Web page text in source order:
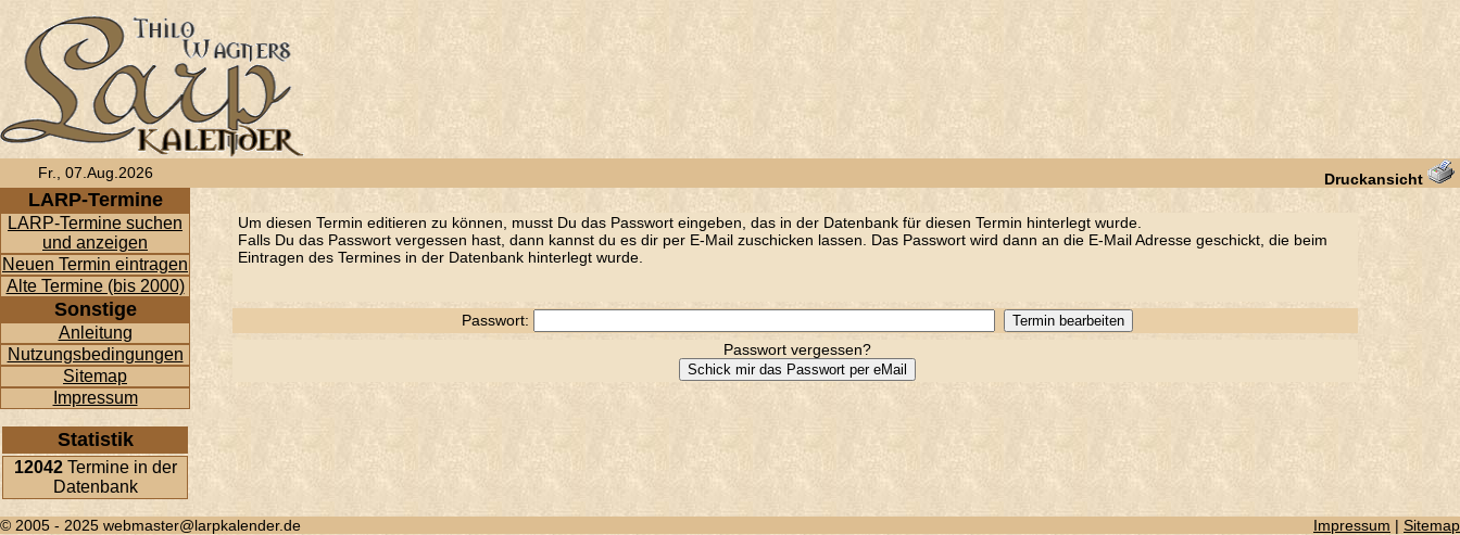
Fr., 07.Aug.2026 Druckansicht
LARP-Termine
LARP-Termine suchen
und anzeigen
Neuen Termin eintragen
Alte Termine (bis 2000)
Sonstige
Anleitung
Nutzungsbedingungen
Sitemap
Impressum
Statistik
12042Termine in der
Datenbank
Um diesen Termin editieren zu können, musst Du das Passwort eingeben, das in der Datenbank für diesen Termin hinterlegt wurde.
Falls Du das Passwort vergessen hast, dann kannst du es dir per E-Mail zuschicken lassen. Das Passwort wird dann an die E-Mail Adresse geschickt, die beim
Eintragen des Termines in der Datenbank hinterlegt wurde.
Passwort:
Passwort vergessen?
© 2005 - 2025 webmaster@larpkalender.de Impressum | Sitemap